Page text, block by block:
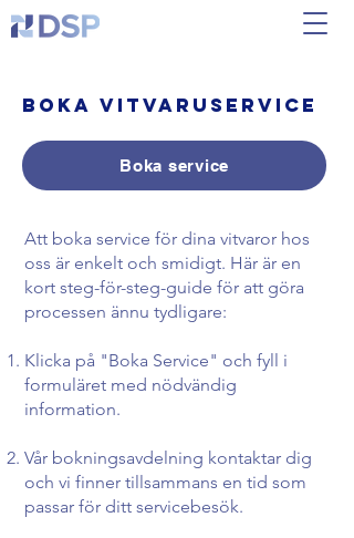
Boka vitvaruservice
Boka service
Att boka service för dina vitvaror hos
oss är enkelt och smidigt. Här är en
kort steg-för-steg-guide för att göra
processen ännu tydligare:
Klicka på "Boka Service" och fyll i
formuläret med nödvändig
information.
Vår bokningsavdelning kontaktar dig
och vi finner tillsammans en tid som
passar för ditt servicebesök.